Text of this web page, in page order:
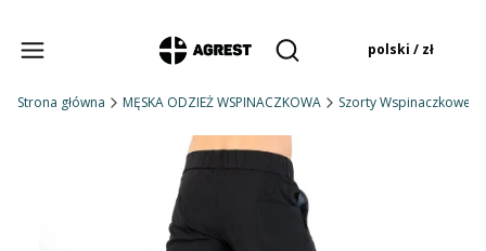
Otwórz wyszukiwarkę
Produkty w
polski / zł
Strona główna MĘSKA ODZIEŻ WSPINACZKOWA Szorty Wspinaczkowe